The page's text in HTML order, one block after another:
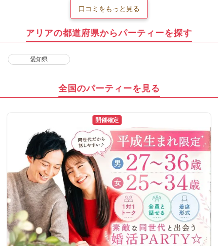
口コミをもっと見る
アリアの都道府県からパーティーを探す
愛知県
全国のパーティーを見る
開催確定